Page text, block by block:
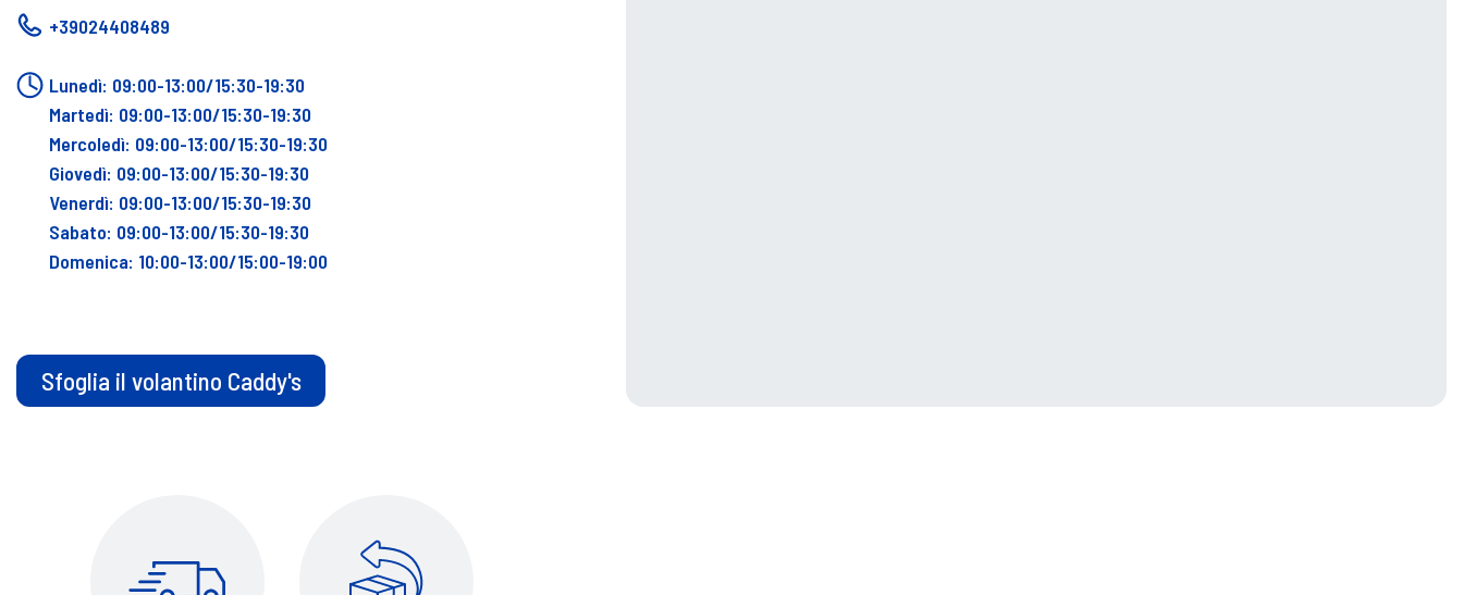
+39024408489
Lunedì: 09:00-13:00/15:30-19:30
Martedì: 09:00-13:00/15:30-19:30
Mercoledì: 09:00-13:00/15:30-19:30
Giovedì: 09:00-13:00/15:30-19:30
Venerdì: 09:00-13:00/15:30-19:30
Sabato: 09:00-13:00/15:30-19:30
Domenica: 10:00-13:00/15:00-19:00
Sfoglia il volantino Caddy's